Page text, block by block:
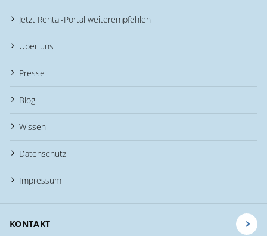
Jetzt Rental-Portal weiterempfehlen
Über uns
Presse
Blog
Wissen
Datenschutz
Impressum
KONTAKT